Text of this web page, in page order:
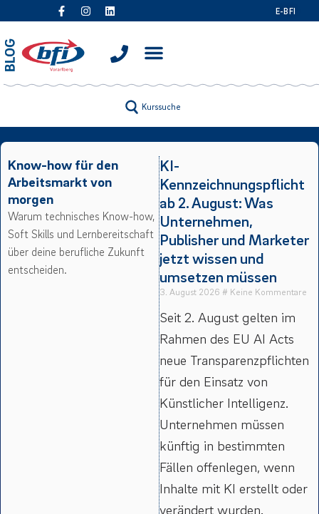
E-BFI
Kurssuche
Know-how für den
Arbeitsmarkt von
morgen
Warum technisches Know-how,
Soft Skills und Lernbereitschaft
über deine berufliche Zukunft
entscheiden.
KI-
Kennzeichnungspflicht
ab 2. August: Was
Unternehmen,
Publisher und Marketer
jetzt wissen und
umsetzen müssen
3. August 2026 Keine Kommentare
Seit 2. August gelten im
Rahmen des EU AI Acts
neue Transparenzpflichten
für den Einsatz von
Künstlicher Intelligenz.
Unternehmen müssen
künftig in bestimmten
Fällen offenlegen, wenn
Inhalte mit KI erstellt oder
verändert wurden.